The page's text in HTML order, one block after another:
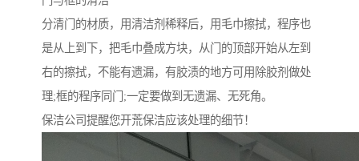
分清门的材质，用清洁剂稀释后，用毛巾擦拭，程序也
是从上到下，把毛巾叠成方块，从门的顶部开始从左到
右的擦拭，不能有遗漏，有胶渍的地方可用除胶剂做处
理;框的程序同门;一定要做到无遗漏、无死角。
保洁公司提醒您开荒保洁应该处理的细节！